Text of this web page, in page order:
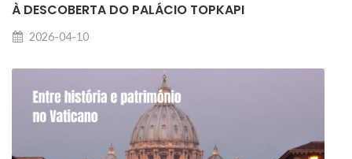
À DESCOBERTA DO PALÁCIO TOPKAPI
2026-04-10